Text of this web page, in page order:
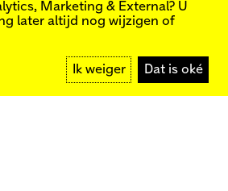
conceived as an art house with a mission
to present and discuss the work created
today by visual artists and cultural
exhibitions, commissions art, publishes,
Marketing & External? U
later altijd nog wijzigen of
Ik weiger Dat is oké